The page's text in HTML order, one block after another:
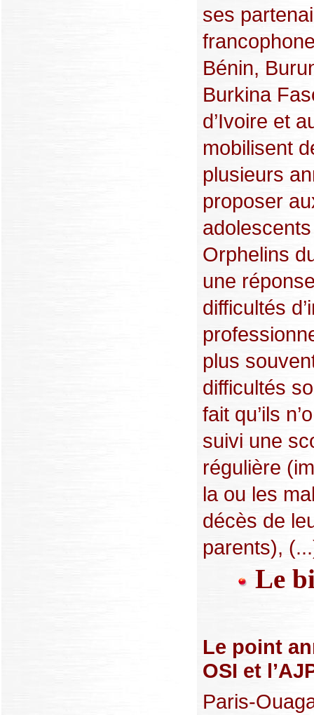
ses
Bénin,
Burkina
d’Ivoire et
mobilisent
plusieurs
proposer
Orphelins
une
difficultés
plus
difficultés
fait qu’ils
suivi une
régulière
la ou les
décès de
parents),
Le
Le point
OSI et
Paris-